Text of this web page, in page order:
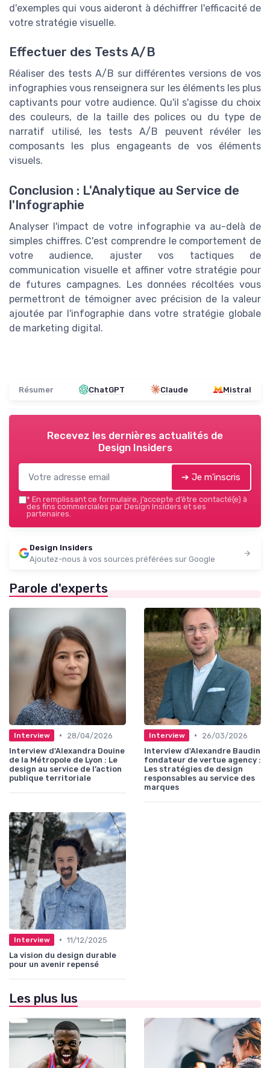
d'exemples qui vous aideront à déchiffrer l'efficacité de
votre stratégie visuelle.
Effectuer des Tests A/B
Réaliser des tests A/B sur différentes versions de vos
infographies vous renseignera sur les éléments les plus
captivants pour votre audience. Qu'il s'agisse du choix
des couleurs, de la taille des polices ou du type de
narratif utilisé, les tests A/B peuvent révéler les
composants les plus engageants de vos éléments
visuels.
Conclusion : L'Analytique au Service de
l'Infographie
Analyser l'impact de votre infographie va au-delà de
simples chiffres. C'est comprendre le comportement de
votre audience, ajuster vos tactiques de
communication visuelle et affiner votre stratégie pour
de futures campagnes. Les données récoltées vous
permettront de témoigner avec précision de la valeur
ajoutée par l'infographie dans votre stratégie globale
de marketing digital.
Résumer ChatGPT Claude Mistral
Recevez les dernières actualités de
Design Insiders
➔ Je m'inscris
* En remplissant ce formulaire, j’accepte d’être contacté(e) à
des fins commerciales par Design Insiders et ses
partenaires.
Design Insiders
Ajoutez-nous à vos sources préférées sur Google
Parole d'experts
Interview •
28/04/2026
Interview d'Alexandra Douine
de la Métropole de Lyon : Le
design au service de l’action
publique territoriale
Interview •
26/03/2026
Interview d'Alexandre Baudin
fondateur de vertue agency :
Les stratégies de design
responsables au service des
marques
Interview • 11/12/2025
La vision du design durable
pour un avenir repensé
Les plus lus